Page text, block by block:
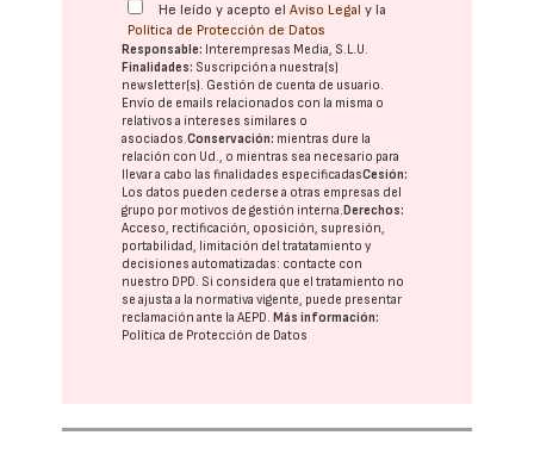
He leído y acepto elAviso Legal y la
Política de Protección de Datos
Responsable: Interempresas Media, S.L.U.
Finalidades: Suscripción a nuestra(s)
newsletter(s). Gestión de cuenta de usuario.
Envío de emails relacionados con la misma o
relativos a intereses similares o
asociados.Conservación: mientras dure la
relación con Ud., o mientras sea necesario para
llevar a cabo las finalidades especificadasCesión:
Los datos pueden cederse a otras empresas del
grupo por motivos de gestión interna. Derechos:
Acceso, rectificación, oposición, supresión,
portabilidad, limitación del tratatamiento y
decisiones automatizadas: contacte con
nuestro DPD. Si considera que el tratamiento no
se ajusta a la normativa vigente, puede presentar
reclamación ante laAEPD. Más información:
Política de Protección de Datos